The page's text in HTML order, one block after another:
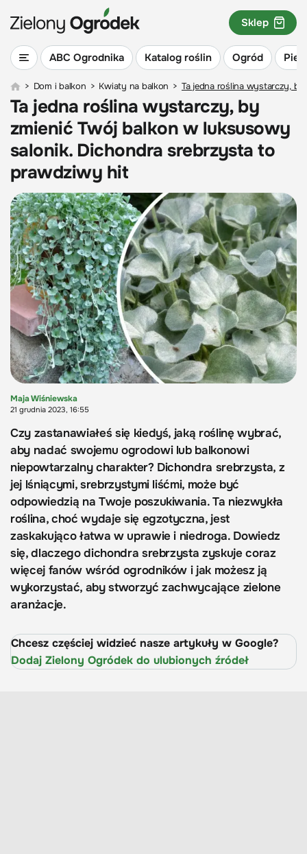
ABC Ogrodnika Katalog roślin Ogród
Sklep
> Dom i balkon > Kwiaty na balkon > Ta jedna roślina wystarczy,
Ta jedna roślina wystarczy, by
zmienić Twój balkon w luksusowy
salonik. Dichondra srebrzysta to
prawdziwy hit
Maja Wiśniewska
21 grudnia 2023, 16:55
Czy zastanawiałeś się kiedyś, jaką roślinę wybrać,
aby nadać swojemu ogrodowi lub balkonowi
niepowtarzalny charakter? Dichondra srebrzysta, z
jej lśniącymi, srebrzystymi liśćmi, może być
odpowiedzią na Twoje poszukiwania. Ta niezwykła
roślina, choć wydaje się egzotyczna, jest
zaskakująco łatwa w uprawie i niedroga. Dowiedz
się, dlaczego dichondra srebrzysta zyskuje coraz
więcej fanów wśród ogrodników i jak możesz ją
wykorzystać, aby stworzyć zachwycające zielone
aranżacje.
Chcesz częściej widzieć nasze artykuły w Google?
Dodaj Zielony Ogródek do ulubionych źródeł